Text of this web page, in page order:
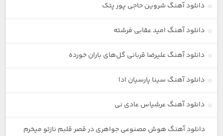
دانلود آهنگ شروین حاجی پور پتک
دانلود آهنگ امید عقابی فرشته
دانلود آهنگ علیرضا قربانی گل‌های باران خورده
دانلود آهنگ سینا پارسیان ادا
دانلود آهنگ عرشیاس عادی نی
دانلود آهنگ هوش مصنوعی جواهری در قصر قلبم نازتو میخرم